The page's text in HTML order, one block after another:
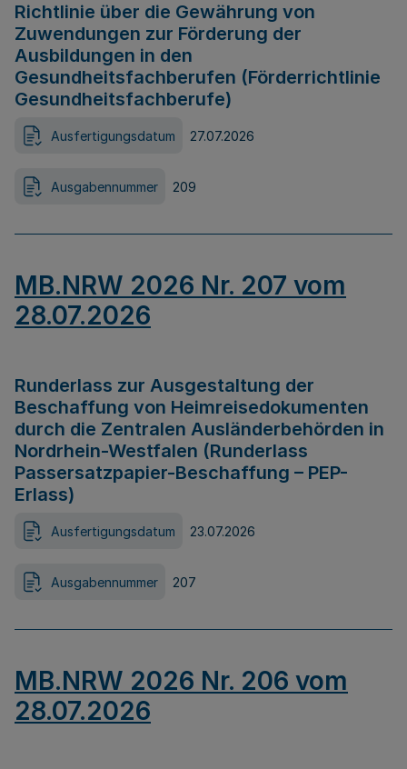
Richtlinie über die Gewährung von
Zuwendungen zur Förderung der
Ausbildungen in den
Gesundheitsfachberufen (Förderrichtlinie
Gesundheitsfachberufe)
Ausfertigungsdatum 27.07.2026
Ausgabennummer 209
MB.NRW 2026 Nr. 207 vom
28.07.2026
Runderlass zur Ausgestaltung der
Beschaffung von Heimreisedokumenten
durch die Zentralen Ausländerbehörden in
Nordrhein-Westfalen (Runderlass
Passersatzpapier-Beschaffung – PEP-
Erlass)
Ausfertigungsdatum 23.07.2026
Ausgabennummer 207
MB.NRW 2026 Nr. 206 vom
28.07.2026